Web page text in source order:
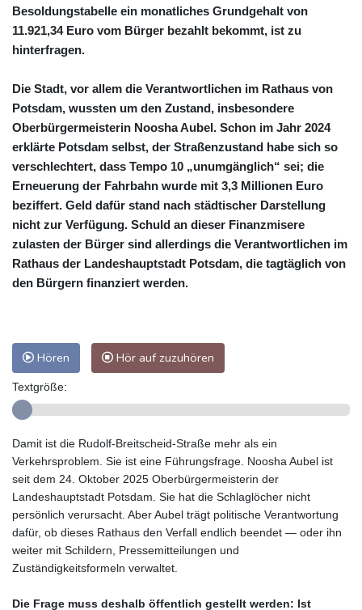
Besoldungstabelle ein monatliches Grundgehalt von
11.921,34 Euro vom Bürger bezahlt bekommt, ist zu
hinterfragen.
Die Stadt, vor allem die Verantwortlichen im Rathaus von
Potsdam, wussten um den Zustand, insbesondere
Oberbürgermeisterin Noosha Aubel. Schon im Jahr 2024
erklärte Potsdam selbst, der Straßenzustand habe sich so
verschlechtert, dass Tempo 10 „unumgänglich“ sei; die
Erneuerung der Fahrbahn wurde mit 3,3 Millionen Euro
beziffert. Geld dafür stand nach städtischer Darstellung
nicht zur Verfügung. Schuld an dieser Finanzmisere
zulasten der Bürger sind allerdings die Verantwortlichen im
Rathaus der Landeshauptstadt Potsdam, die tagtäglich von
den Bürgern finanziert werden.
Hören Hör auf zuzuhören
Textgröße:
Damit ist die Rudolf-Breitscheid-Straße mehr als ein
Verkehrsproblem. Sie ist eine Führungsfrage. Noosha Aubel ist
seit dem 24. Oktober 2025 Oberbürgermeisterin der
Landeshauptstadt Potsdam. Sie hat die Schlaglöcher nicht
persönlich verursacht. Aber Aubel trägt politische Verantwortung
dafür, ob dieses Rathaus den Verfall endlich beendet — oder ihn
weiter mit Schildern, Pressemitteilungen und
Zuständigkeitsformeln verwaltet.
Die Frage muss deshalb öffentlich gestellt werden: Ist